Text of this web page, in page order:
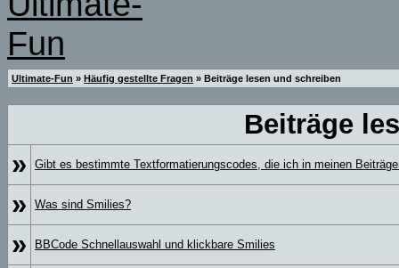
Ultimate-Fun » Häufig gestellte Fragen » Beiträge lesen und schreiben
Beiträge
»
Gibt es bestimmte Textformatierungscodes, die ich in meinen
» Was sind Smilies?
» BBCode Schnellauswahl und klickbare Smilies